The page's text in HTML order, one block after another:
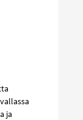
ja